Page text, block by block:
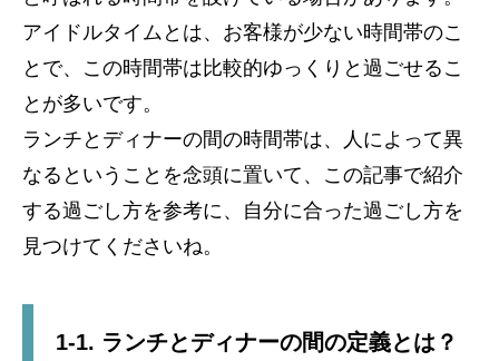
アイドルタイムとは、お客様が少ない時間帯のこ
とで、この時間帯は比較的ゆっくりと過ごせるこ
とが多いです。
ランチとディナーの間の時間帯は、人によって異
なるということを念頭に置いて、この記事で紹介
する過ごし方を参考に、自分に合った過ごし方を
見つけてくださいね。
1-1. ランチとディナーの間の定義とは？